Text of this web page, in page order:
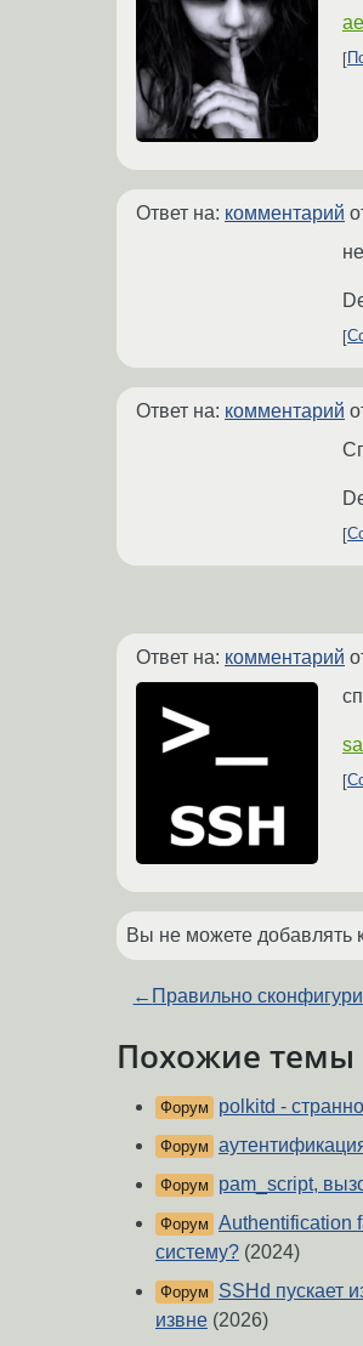
Ответ на: комментарий
Ответ на: комментарий
Ответ на: комментарий
Вы не можете добавлять
← Правильно
Похожие темы
Форум polkitd -
Форум
Форум pam_script,
Форум Authentification
систему? (2024)
Форум
SSHd пускает
извне (2026)